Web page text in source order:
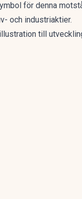
för denna
och industriaktier.
till